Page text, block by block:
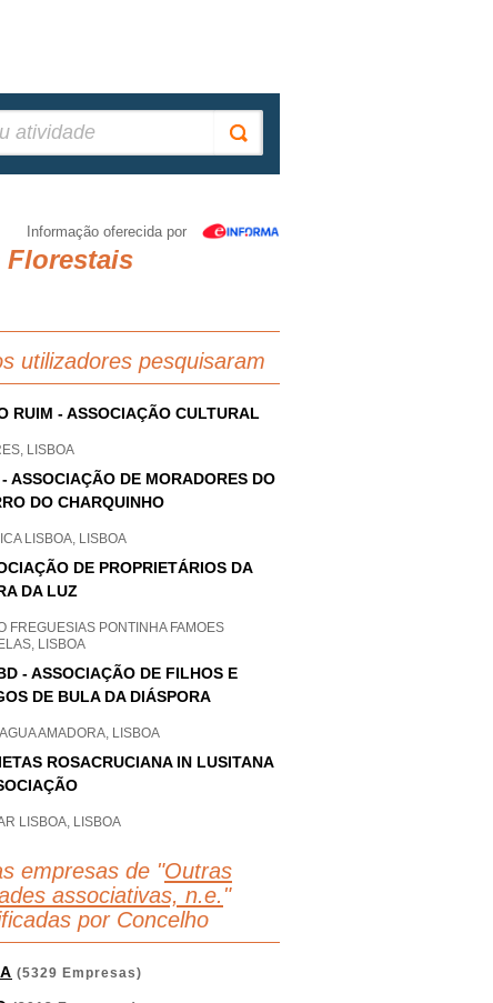
Informação oferecida por
Florestais
utilizadores pesquisaram
RUIM - ASSOCIAÇÃO CULTURAL
LISBOA
ASSOCIAÇÃO DE MORADORES DO
DO CHARQUINHO
LISBOA, LISBOA
DE PROPRIETÁRIOS DA
DA LUZ
FREGUESIAS PONTINHA FAMOES
LISBOA
- ASSOCIAÇÃO DE FILHOS E
DE BULA DA DIÁSPORA
AMADORA, LISBOA
ROSACRUCIANA IN LUSITANA
LISBOA, LISBOA
empresas de "Outras
associativas, n.e. "
por Concelho
(5329 Empresas)